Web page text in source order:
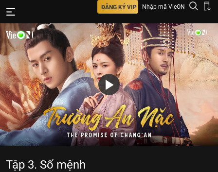
ĐĂNG KÝ VIP Nhập mã VieON
Tập 3. Số mệnh